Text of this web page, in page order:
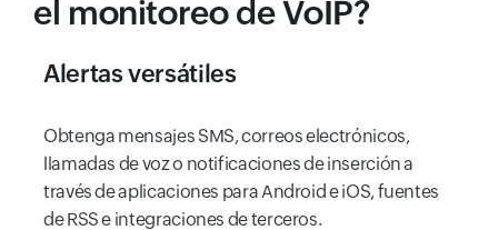
el monitoreo de VoIP?
Alertas versátiles
Obtenga mensajes SMS, correos electrónicos,
llamadas de voz o notificaciones de inserción a
través de aplicaciones para Android e iOS, fuentes
de RSS e integraciones de terceros.